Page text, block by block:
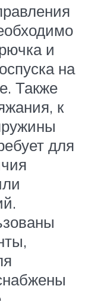
и
на
Также
к
для